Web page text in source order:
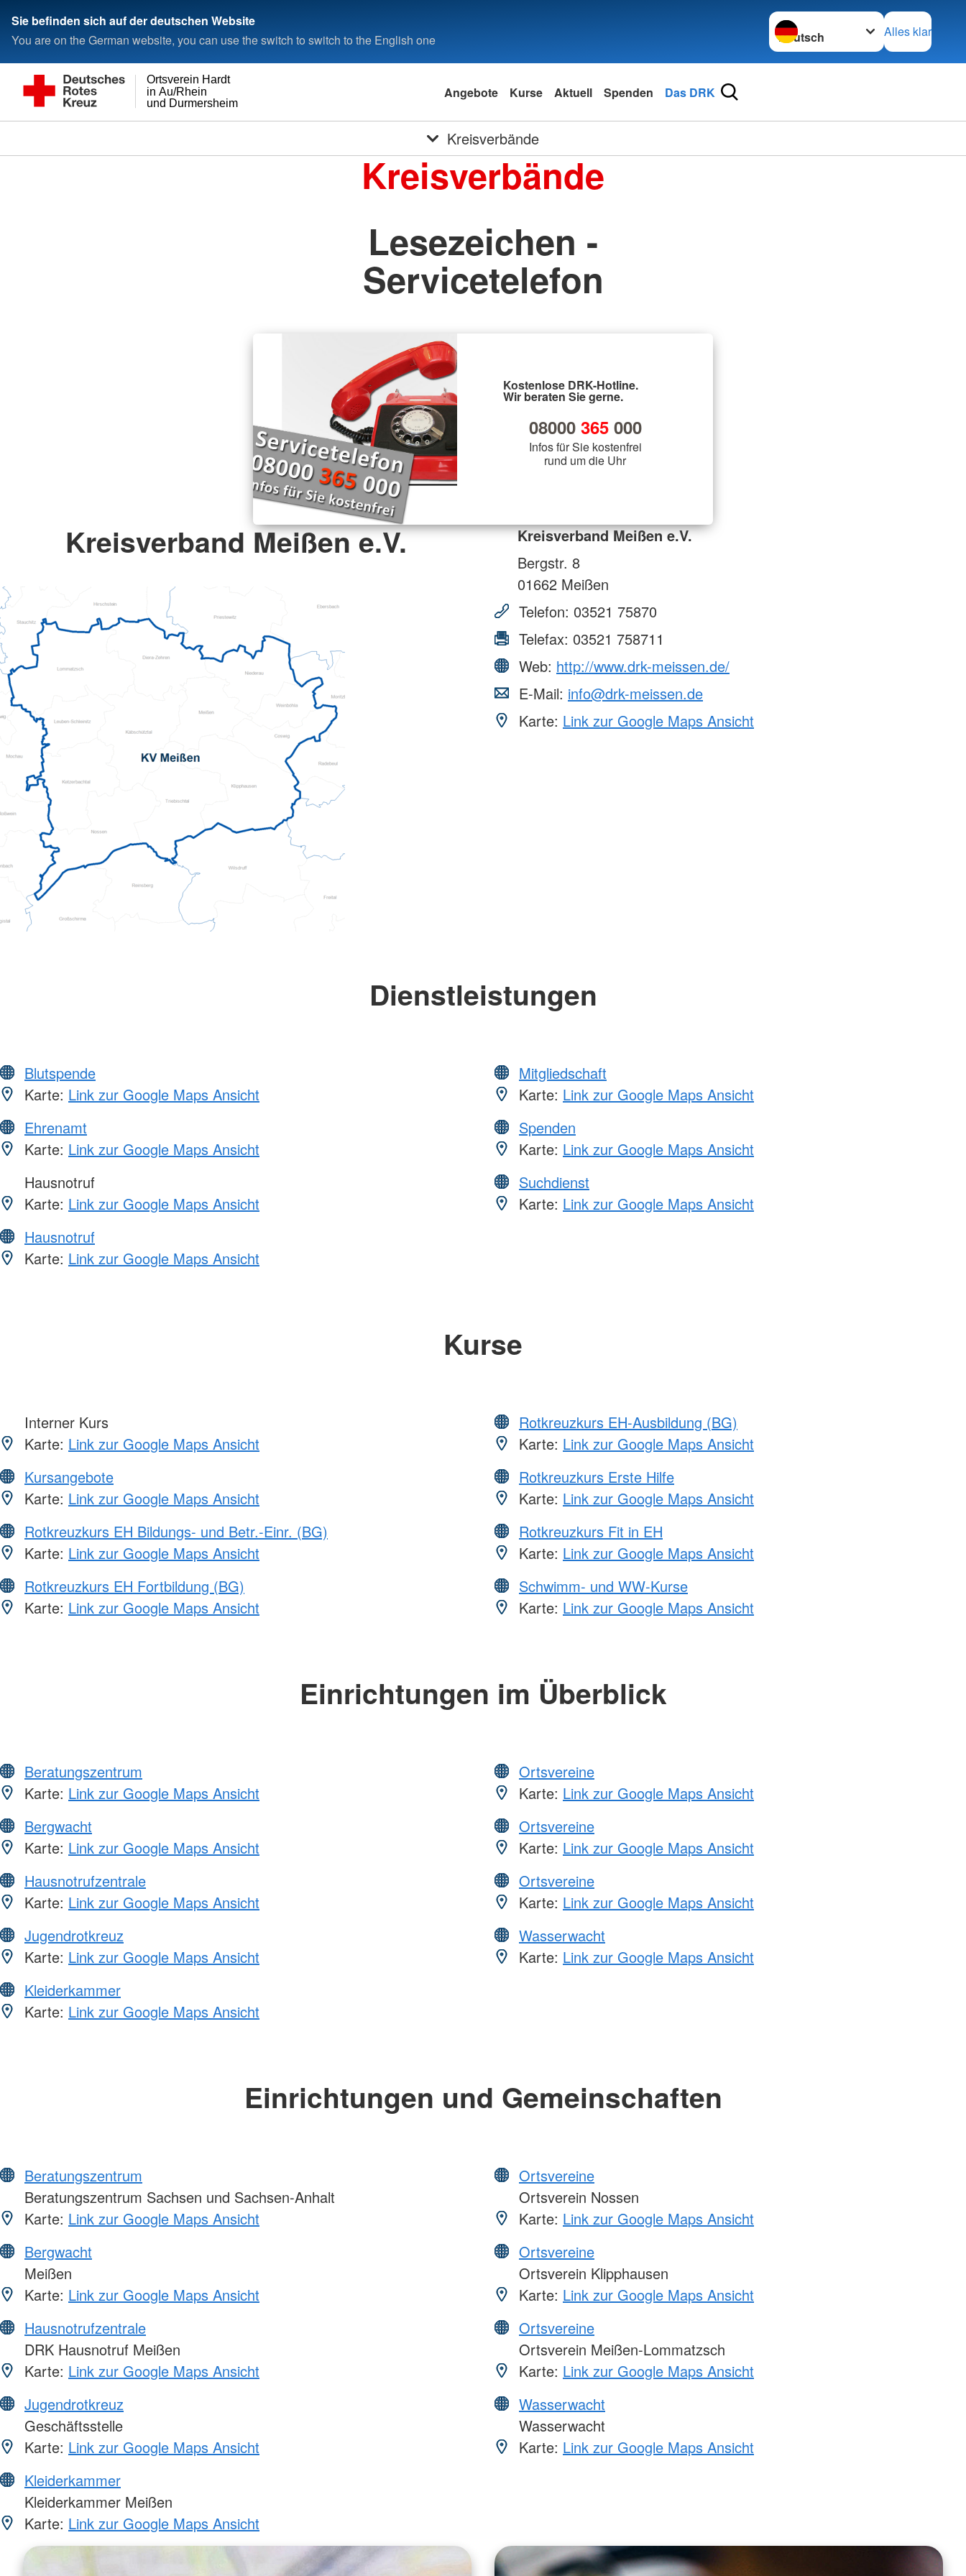
Sie befinden sich auf der deutschen Website
You are on the German website, you can use the switch to switch to the English one
Sprache wechseln zu
Alles klar
und Durmersheim
in Au/Rhein
Ortsverein Hardt
Angebote Kurse Aktuell Spenden Das DRK
Kreisverbände
Kreisverbände
Lesezeichen -
Servicetelefon
Kostenlose DRK-Hotline.
Wir beraten Sie gerne.
08000 365000
Infos für Sie kostenfrei
rund um die Uhr
Kreisverband Meißen e.V.
Kreisverband Meißen e.V.
Bergstr. 8
01662 Meißen
Telefon: 03521 75870
Telefax: 03521 758711
Web: http://www.drk-meissen.de/
E-Mail: info@drk-meissen.de
Karte: Link zur Google Maps Ansicht
Dienstleistungen
Blutspende
Karte: Link zur Google Maps Ansicht
Ehrenamt
Karte: Link zur Google Maps Ansicht
Hausnotruf
Karte: Link zur Google Maps Ansicht
Hausnotruf
Karte: Link zur Google Maps Ansicht
Mitgliedschaft
Karte: Link zur Google Maps Ansicht
Spenden
Karte: Link zur Google Maps Ansicht
Suchdienst
Karte: Link zur Google Maps Ansicht
Kurse
Interner Kurs
Karte: Link zur Google Maps Ansicht
Kursangebote
Karte: Link zur Google Maps Ansicht
Rotkreuzkurs EH Bildungs- und Betr.-Einr. (BG)
Karte: Link zur Google Maps Ansicht
Rotkreuzkurs EH Fortbildung (BG)
Karte: Link zur Google Maps Ansicht
Rotkreuzkurs EH-Ausbildung (BG)
Karte: Link zur Google Maps Ansicht
Rotkreuzkurs Erste Hilfe
Karte: Link zur Google Maps Ansicht
Rotkreuzkurs Fit in EH
Karte: Link zur Google Maps Ansicht
Schwimm- und WW-Kurse
Karte: Link zur Google Maps Ansicht
Einrichtungen im Überblick
Beratungszentrum
Karte: Link zur Google Maps Ansicht
Bergwacht
Karte: Link zur Google Maps Ansicht
Hausnotrufzentrale
Karte: Link zur Google Maps Ansicht
Jugendrotkreuz
Karte: Link zur Google Maps Ansicht
Kleiderkammer
Karte: Link zur Google Maps Ansicht
Ortsvereine
Karte: Link zur Google Maps Ansicht
Ortsvereine
Karte: Link zur Google Maps Ansicht
Ortsvereine
Karte: Link zur Google Maps Ansicht
Wasserwacht
Karte: Link zur Google Maps Ansicht
Einrichtungen und Gemeinschaften
Beratungszentrum
Beratungszentrum Sachsen und Sachsen-Anhalt
Karte: Link zur Google Maps Ansicht
Bergwacht
Meißen
Karte: Link zur Google Maps Ansicht
Hausnotrufzentrale
DRK Hausnotruf Meißen
Karte: Link zur Google Maps Ansicht
Jugendrotkreuz
Geschäftsstelle
Karte: Link zur Google Maps Ansicht
Kleiderkammer
Kleiderkammer Meißen
Karte: Link zur Google Maps Ansicht
Ortsvereine
Ortsverein Nossen
Karte: Link zur Google Maps Ansicht
Ortsvereine
Ortsverein Klipphausen
Karte: Link zur Google Maps Ansicht
Ortsvereine
Ortsverein Meißen-Lommatzsch
Karte: Link zur Google Maps Ansicht
Wasserwacht
Wasserwacht
Karte: Link zur Google Maps Ansicht